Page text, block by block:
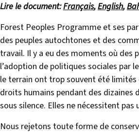
Lire le document:Français,English,
Forest Peoples Programme et ses
des peuples autochtones et des
travail. Il y a eu des moments où des
l’adoption de politiques sociales par
le terrain ont trop souvent été limités
droits humains pendant des dizaines
sous silence. Elles ne nécessitent
Nous rejetons toute forme de